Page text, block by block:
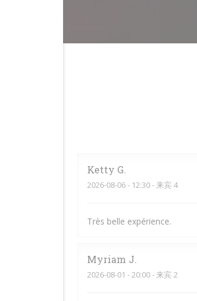
Ketty G
2026-08-06- 12:30 - 来宾 4
Très belle expérience.
Myriam J
2026-08-01 - 20:00 - 来宾 2